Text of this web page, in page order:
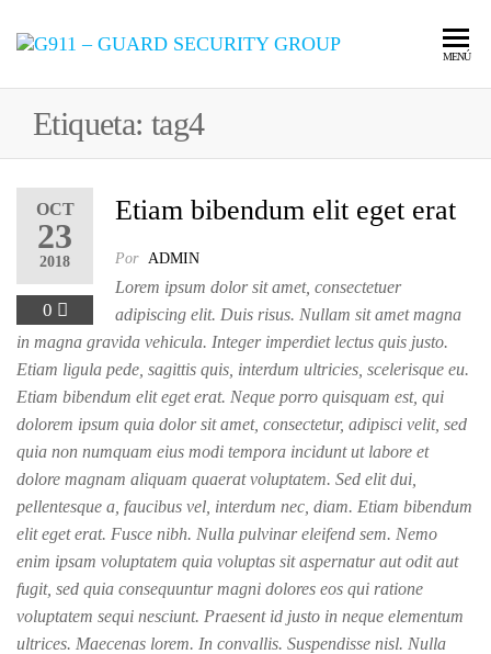
G911 –
LA CALIDAD
COMPROMISO
MENÚ
Etiqueta:tag4
OCT
23
2018
0
Etiam bibendum elit eget erat
Por ADMIN
Lorem ipsum dolor sit amet, consectetuer
adipiscing elit. Duis risus. Nullam sit amet magna
in magna gravida vehicula. Integer imperdiet lectus quis justo.
Etiam ligula pede, sagittis quis, interdum ultricies, scelerisque eu.
Etiam bibendum elit eget erat. Neque porro quisquam est, qui
dolorem ipsum quia dolor sit amet, consectetur, adipisci velit, sed
quia non numquam eius modi tempora incidunt ut labore et
dolore magnam aliquam quaerat voluptatem. Sed elit dui,
pellentesque a, faucibus vel, interdum nec, diam. Etiam bibendum
elit eget erat. Fusce nibh. Nulla pulvinar eleifend sem. Nemo
enim ipsam voluptatem quia voluptas sit aspernatur aut odit aut
fugit, sed quia consequuntur magni dolores eos qui ratione
voluptatem sequi nesciunt. Praesent id justo in neque elementum
ultrices. Maecenas lorem. In convallis. Suspendisse nisl. Nulla